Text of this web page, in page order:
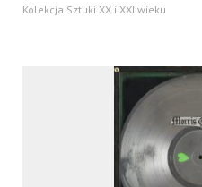
Kolekcja Sztuki XX i XXI wieku